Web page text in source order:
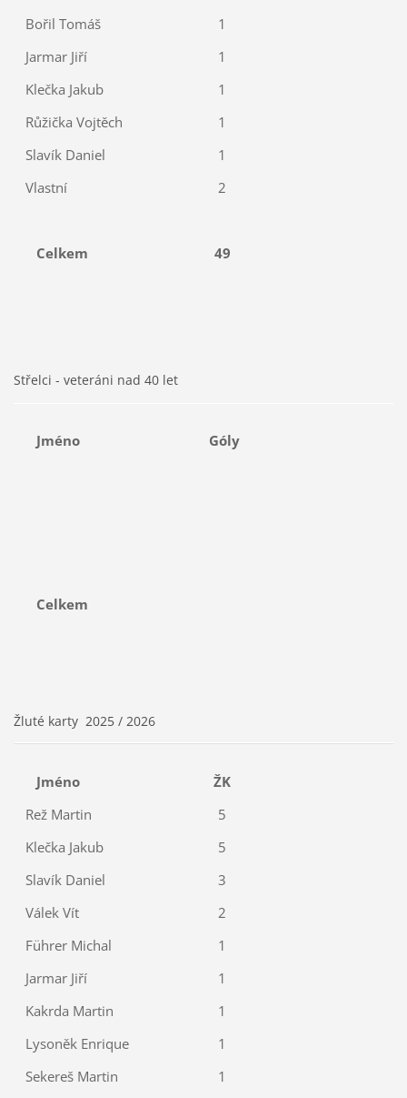
Bořil Tomáš
1
Jarmar Jiří
1
Klečka Jakub
1
Růžička Vojtěch
1
Slavík Daniel
1
Vlastní
2
Celkem 49
Střelci - veteráni nad 40 let
Jméno Góly
Celkem
Žluté karty 2025 / 2026
Jméno
ŽK
Rež Martin
5
Klečka Jakub
5
Slavík Daniel
3
Válek Vít
2
Führer Michal
1
Jarmar Jiří
1
Kakrda Martin
1
Lysoněk Enrique
1
Sekereš Martin
1